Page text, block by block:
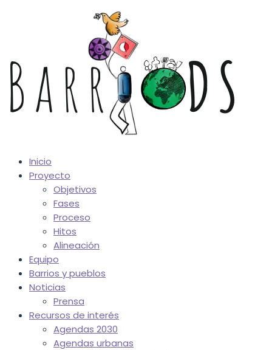
Inicio
Proyecto
Objetivos
Fases
Proceso
Hitos
Alineación
Equipo
Barrios y pueblos
Noticias
Prensa
Recursos de interés
Agendas 2030
Agendas urbanas